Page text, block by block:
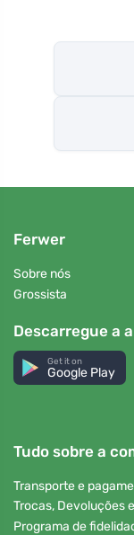
Ferwer
Sobre nós
Grossista
Descarregue a
Get it on
Google Play
Tudo sobre a
Transporte e
Trocas, Devoluções
Programa de